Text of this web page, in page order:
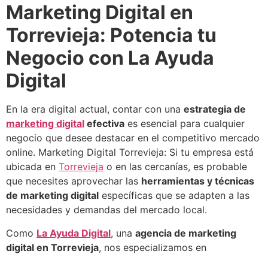
Marketing Digital en
Torrevieja: Potencia tu
Negocio con La Ayuda
Digital
En la era digital actual, contar con una estrategia de
marketing digital efectiva es esencial para cualquier
negocio que desee destacar en el competitivo mercado
online. Marketing Digital Torrevieja: Si tu empresa está
ubicada en Torrevieja o en las cercanías, es probable
que necesites aprovechar las herramientas y técnicas
de marketing digital específicas que se adapten a las
necesidades y demandas del mercado local.
Como La Ayuda Digital, una agencia de marketing
digital en Torrevieja, nos especializamos en